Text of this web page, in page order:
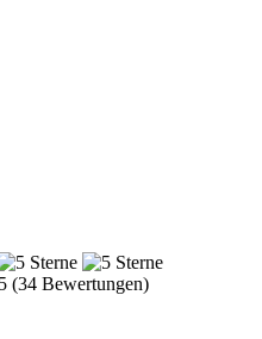
(34 Bewertungen)